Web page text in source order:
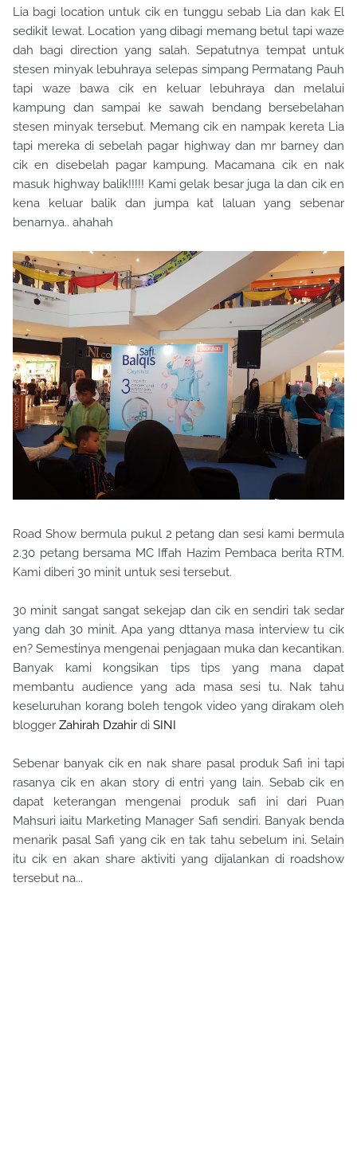
Lia bagi location untuk cik en tunggu sebab Lia dan kak El
sedikit lewat. Location yang dibagi memang betul tapi waze
dah bagi direction yang salah. Sepatutnya tempat untuk
stesen minyak lebuhraya selepas simpang Permatang Pauh
tapi waze bawa cik en keluar lebuhraya dan melalui
kampung dan sampai ke sawah bendang bersebelahan
stesen minyak tersebut. Memang cik en nampak kereta Lia
tapi mereka di sebelah pagar highway dan mr barney dan
cik en disebelah pagar kampung. Macamana cik en nak
masuk highway balik!!!!! Kami gelak besar juga la dan cik en
kena keluar balik dan jumpa kat laluan yang sebenar
benarnya.. ahahah
Road Show bermula pukul 2 petang dan sesi kami bermula
2.30 petang bersama MC Iffah Hazim Pembaca berita RTM.
Kami diberi 30 minit untuk sesi tersebut.
30 minit sangat sangat sekejap dan cik en sendiri tak sedar
yang dah 30 minit. Apa yang dttanya masa interview tu cik
en? Semestinya mengenai penjagaan muka dan kecantikan.
Banyak kami kongsikan tips tips yang mana dapat
membantu audience yang ada masa sesi tu. Nak tahu
keseluruhan korang boleh tengok video yang dirakam oleh
blogger Zahirah Dzahir di SINI
Sebenar banyak cik en nak share pasal produk Safi ini tapi
rasanya cik en akan story di entri yang lain. Sebab cik en
dapat keterangan mengenai produk safi ini dari Puan
Mahsuri iaitu Marketing Manager Safi sendiri. Banyak benda
menarik pasal Safi yang cik en tak tahu sebelum ini. Selain
itu cik en akan share aktiviti yang dijalankan di roadshow
tersebut na...